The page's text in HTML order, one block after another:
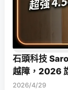
石頭科技
越障，2026
2026/4/29